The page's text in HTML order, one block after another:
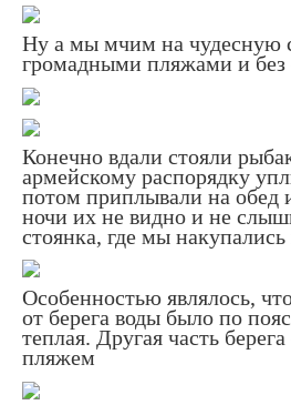
Ну а мы мчим на чудесную
громадными пляжами и
Конечно вдали стояли
армейскому распорядку
потом приплывали на обед
ночи их не видно и не
стоянка, где мы
Особенностью являлось,
от берега воды было по
теплая. Другая часть
пляжем